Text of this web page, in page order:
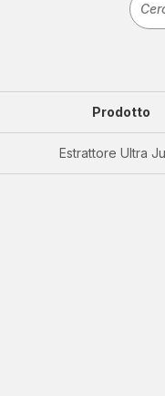
Prodotto
Estrattore Ultra